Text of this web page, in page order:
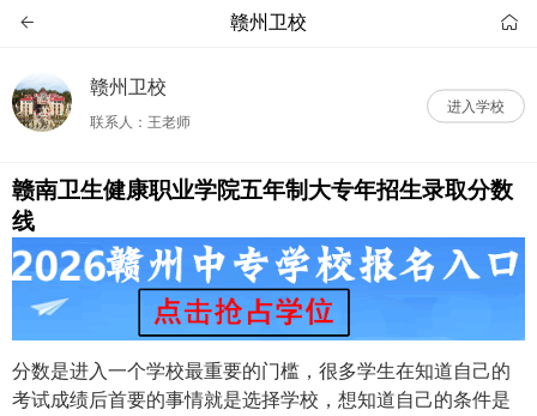
 赣州卫校 
赣州卫校
联系人：王老师
进入学校
赣南卫生健康职业学院五年制大专年招生录取分数
线
分数是进入一个学校最重要的门槛，很多学生在知道自己的
考试成绩后首要的事情就是选择学校，想知道自己的条件是